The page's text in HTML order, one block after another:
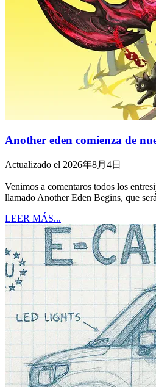
Another eden comienza de
Actualizado el 2026年8月4日
Venimos a comentaros todos los
llamado Another Eden Begins, que
LEER MÁS...